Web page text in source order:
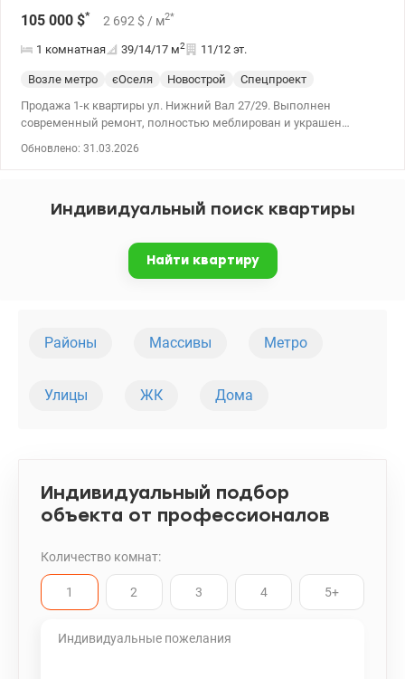
105 000 $* 2 692 $ / м2*
1 комнатная 39/14/17 м2 11/12 эт.
Возле метро єОселя Новострой
Спецпроект
Продажа 1-к квартиры ул. Нижний Вал 27/29. Выполнен
современный ремонт, полностью меблирован и украшен
Обновлено: 31.03.2026
Индивидуальный поиск квартиры
Найти квартиру
Районы Массивы Метро
Улицы ЖК Дома
Индивидуальный подбор
объекта от профессионалов
Количество комнат:
1 2 3 4 5+